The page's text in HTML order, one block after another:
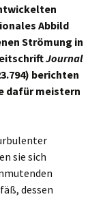
Abbild
Strömung in
Journal
berichten
dafür meistern
sie sich
dessen